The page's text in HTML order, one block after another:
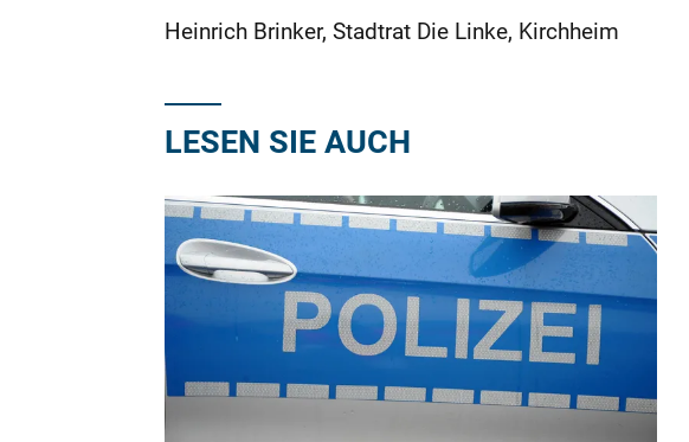
Heinrich Brinker, Stadtrat Die Linke, Kirchheim
LESEN SIE AUCH